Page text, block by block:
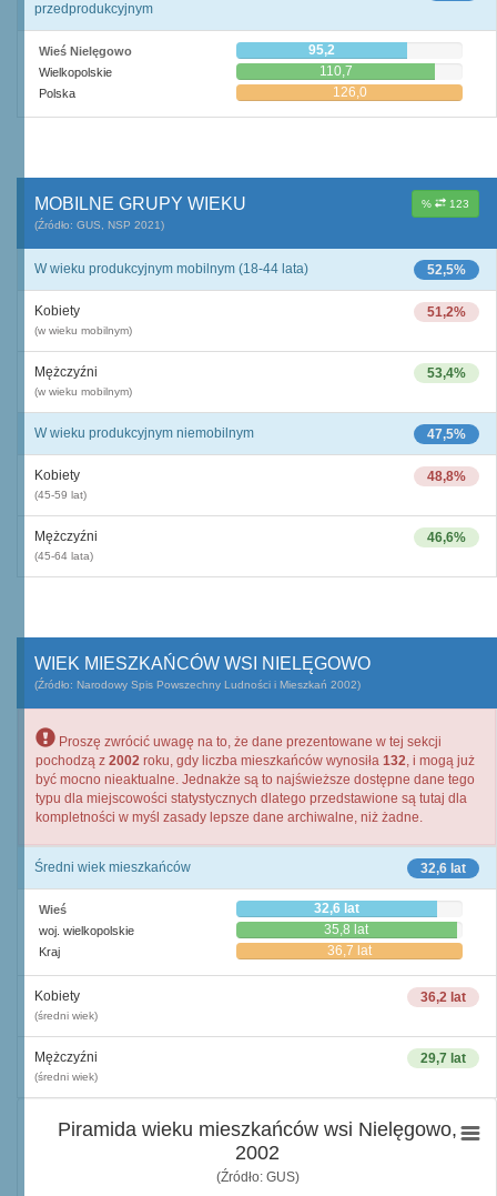
przedprodukcyjnym
Wieś Nielęgowo 95,2
Wielkopolskie 110,7
Polska 126,0
% 123
MOBILNE GRUPY WIEKU
(Źródło: GUS, NSP 2021)
52,5%
W wieku produkcyjnym mobilnym (18-44 lata)
51,2%
Kobiety
(w wieku mobilnym)
53,4%
Mężczyźni
(w wieku mobilnym)
47,5%
W wieku produkcyjnym niemobilnym
48,8%
Kobiety
(45-59 lat)
46,6%
Mężczyźni
(45-64 lata)
WIEK MIESZKAŃCÓW WSI NIELĘGOWO
(Źródło: Narodowy Spis Powszechny Ludności i Mieszkań 2002)
Proszę zwrócić uwagę na to, że dane prezentowane w tej sekcji
pochodzą z 2002 roku, gdy liczba mieszkańców wynosiła 132, i mogą już
być mocno nieaktualne. Jednakże są to najświeższe dostępne dane tego
typu dla miejscowości statystycznych dlatego przedstawione są tutaj dla
kompletności w myśl zasady lepsze dane archiwalne, niż żadne.
32,6 lat
Średni wiek mieszkańców
Wieś 32,6 lat
woj. wielkopolskie 35,8 lat
Kraj 36,7 lat
36,2 lat
Kobiety
(średni wiek)
29,7 lat
Mężczyźni
(średni wiek)
Piramida wieku mieszkańców wsi Nielęgowo,
2002
(Źródło: GUS)